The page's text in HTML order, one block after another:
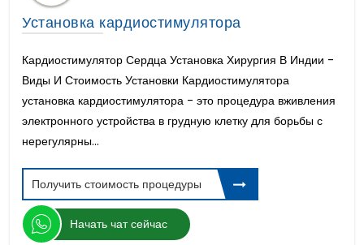
Шейная Ламинэктомия
Рак простаты
Лечение Эпилепсии
Микродискэктомия Поясничного
Инвизилайн
Царапина Роговицы
Искусственное сердце или LVAD
Пересадке Легких
Цистэктомия Яичника
AMS 800 искусственный сфинктер
Гамма нож
Установка кардиостимулятора
Кардиостимулятор Сердца Установка Хирургия В Индии -
Виды И Стоимость Установки Кардиостимулятора
установка кардиостимулятора - это процедура вживления
электронного устройства в грудную клетку для борьбы с
нерегулярны...
Получить стоимость процедуры
Начать чат сейчас